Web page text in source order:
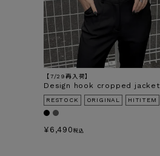
【7/29再入荷】
Design hook cropped jacket
RESTOCK ORIGINAL HITITEM
¥ 6,490 税込